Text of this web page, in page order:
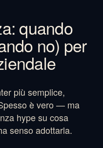
quando
no) per
più semplice,
è vero — ma
hype su cosa
senso adottarla.